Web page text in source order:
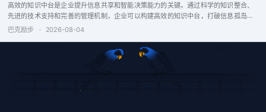
高效的知识中台是企业提升信息共享和智能决策能力的关键。通过科学的知识整合、
先进的技术支持和完善的管理机制，企业可以构建高效的知识中台，打破信息孤岛，
增强企业竞争力。
巴克励步 · 2026-08-04